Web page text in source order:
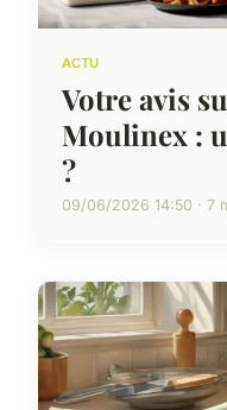
ACTU
Votre avis
Moulinex :
?
09/06/2026 14:50 · 7